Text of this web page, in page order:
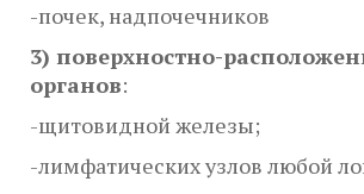
-почек, надпочечников
3) поверхностно-
органов:
-щитовидной железы;
-лимфатических узлов любой